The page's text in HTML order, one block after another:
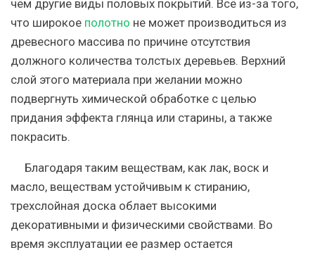
чем другие виды половых покрытий. Всё из-за того,
что широкое полотно не может производиться из
древесного массива по причине отсутствия
должного количества толстых деревьев. Верхний
слой этого материала при желании можно
подвергнуть химической обработке с целью
придания эффекта глянца или старины, а также
покрасить.
Благодаря таким веществам, как лак, воск и
масло, веществам устойчивым к стиранию,
трехслойная доска облает высокими
декоративными и физическими свойствами. Во
время эксплуатации ее размер остается